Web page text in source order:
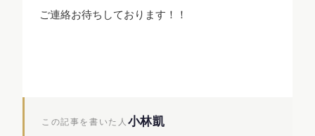
ご連絡お待ちしております！！
この記事を書いた人 小林凱